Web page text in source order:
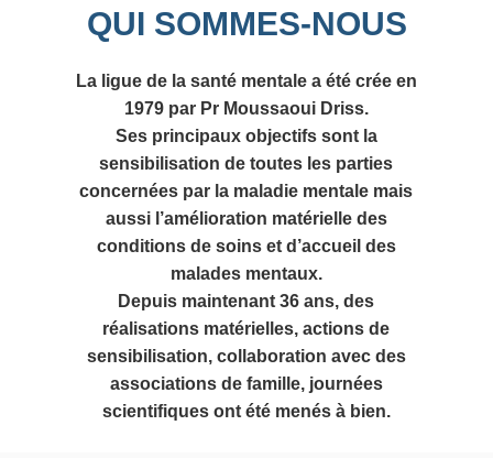
QUI SOMMES-NOUS
La ligue de la santé mentale a été crée en
1979 par Pr Moussaoui Driss.
Ses principaux objectifs sont la
sensibilisation de toutes les parties
concernées par la maladie mentale mais
aussi l’amélioration matérielle des
conditions de soins et d’accueil des
malades mentaux.
Depuis maintenant 36 ans, des
réalisations matérielles, actions de
sensibilisation, collaboration avec des
associations de famille, journées
scientifiques ont été menés à bien.